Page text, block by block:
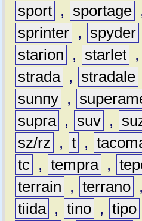
sport , sportage
sprinter , spyder
starion
, starlet ,
strada , stradale
sunny ,
supra , suv ,
sz/rz
, t ,
tc , tempra ,
terrain
, terrano ,
tiida , tino , tipo